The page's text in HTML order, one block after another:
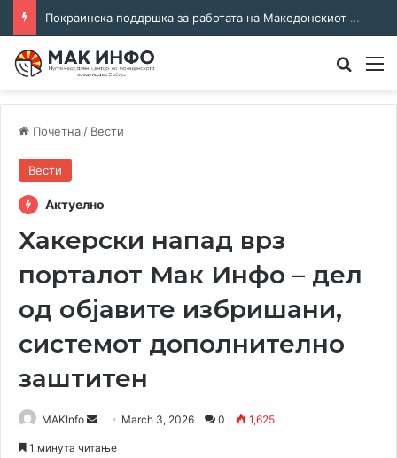
Соработка за јазикот и идентитетот: работна средба во Општина Пландиште
Почетна / Вести
Вести
Актуелно
Хакерски напад врз
порталот Мак Инфо – дел
од објавите избришани,
системот дополнително
заштитен
MAKInfo
Send March 3, 2026 0 1,625
1 минута читање